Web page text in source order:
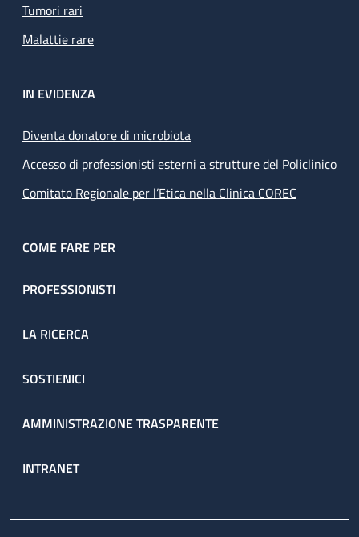
Tumori rari
Malattie rare
IN EVIDENZA
Diventa donatore di microbiota
Accesso di professionisti esterni a strutture del Policlinico
Comitato Regionale per l’Etica nella Clinica COREC
COME FARE PER
PROFESSIONISTI
LA RICERCA
SOSTIENICI
AMMINISTRAZIONE TRASPARENTE
INTRANET